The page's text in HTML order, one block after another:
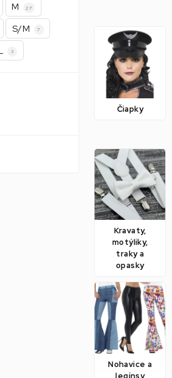
M 27
S/M 7
3
Čiapky
Kravaty,
motýliky,
traky a
opasky
Nohavice a
legínsy